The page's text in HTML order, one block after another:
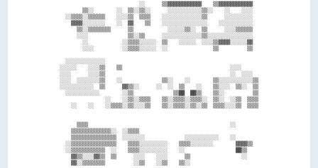
                              ░░      ▒▒▓▓▓▓▓▓▓▓▓▓▓▓    ▒▒▓▓▓▓▓▓▓▓▓▓▓▓
          ▒▒░░        ░░  ▒▒░░▒▒░░      ░░░░░░░░░░░░▒▒░░    ░░    ░░░░
    ░░▒▒▒▒░░▒▒▒▒▒▒    ░░░░▒▒  ▒▒▒▒    ░░░░░░░░░░░░░░▒▒      ░░░░░░░░░░
      ▓▓▓▓░░░░░░░░    ░░  ▓▓    ▒▒    ░░░░░░░░░░░░░░░░    ░░░░░░░░░░░░
        ▒▒░░▒▒▒▒▒▒▒▒      ▒▒            ░░░░░░▒▒░░  ▒▒      ░░░░▒▒▒▒▒▒
        ░░░░              ▒▒░░▒▒      ░░░░░░░░░░░░░░▒▒░░░░░░░░░░░░░░░░
          ░░            ░░▒▒▒▒░░░░░░  ▒▒    ░░░░░░  ░░░░▒▒▓▓▓▓░░░░░░▓▓
          ░░░░          ░░▒▒▒▒░░░░░░  ░░                ▒▒          ▒▒
    ░░░░░░░░░░░░░░
  ░░░░░░    ░░░░▒▒    ▒▒                                      ░░░░
  ░░░░      ░░░░▒▒                                            ░░  ░░░░
  ░░░░  ░░░░░░░░▒▒    ░░              ▒▒░░    ░░        ▒▒░░░░░░░░░░░░▒▒
  ░░░░░░░░░░░░  ▒▒      ▓▓▒▒░░      ░░  ░░  ▒▒    ░░    ▒▒░░░░  ▒▒░░  ▒▒
    ░░░░░░░░░░░░        ░░▒▒              ▒▒██  ██▒▒    ▒▒░░          ▒▒
                  ░░    ░░▒▒░░▒▒▒▒    ▒▒░░▒▒▒▒░░▒▒▒▒░░  ▒▒░░  ░░▒▒  ▒▒▒▒
      ░░    ░░    ░░▒▒▒▒░░▒▒░░░░▒▒    ▒▒░░▒▒▒▒░░▒▒░░▒▒  ▒▒▒▒░░░░▒▒  ▒▒▒▒
        ▒▒▒▒                                                  ░░
      ▒▒▒▒▒▒▒▒▒▒▒▒▒▒░░  ░░▒▒▒▒
      ▒▒▒▒▒▒▒▒▒▒▒▒▒▒▒▒  ░░░░░░░░              ░░░░░░░░░░░░    ░░
    ░░▒▒▒▒▒▒▒▒▒▒▒▒▒▒▒▒    ▒▒▒▒░░░░░░░░░░    ▒▒▒▒░░░░░░░░        ▓▓▓▓▒▒
    ░░▒▒▒▒▒▒▒▒▒▒▒▒  ░░    ▒▒▒▒░░░░░░░░░░    ░░                  ██▒▒
      ▓▓▒▒░░░░▓▓▒▒  ▒▒      ░░░░    ░░░░      ▒▒                  ░░
      ▓▓░░▒▒▒▒▒▒▒▒          ░░▒▒    ░░▒▒    ▒▒░░